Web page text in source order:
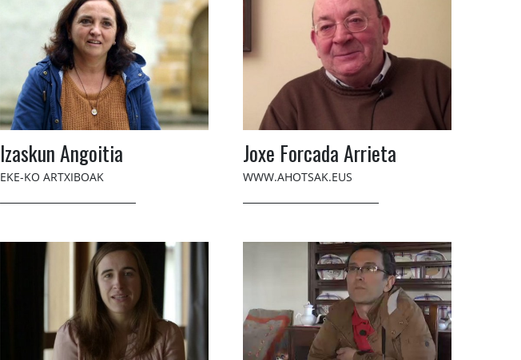
Izaskun Angoitia
EKE-KO ARTXIBOAK
Joxe Forcada Arrieta
WWW.AHOTSAK.EUS